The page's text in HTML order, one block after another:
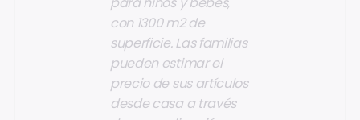
con 1300 m2 de
superficie. Las familias
pueden estimar el
precio de sus artículos
desde casa a través